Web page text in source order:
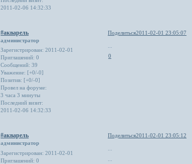
2011-02-06 14:32:33
Поделиться2011-02-01 23:05:07
#акварель
администратор
Зарегистрирован: 2011-02-01
Приглашений: 0
Сообщений: 39
Уважение: [+0/-0]
Позитив: [+0/-0]
Провел на форуме:
3 часа 3 минуты
Последний визит:
2011-02-06 14:32:33
0
Поделиться2011-02-01 23:05:12
#акварель
администратор
Зарегистрирован: 2011-02-01
Приглашений: 0